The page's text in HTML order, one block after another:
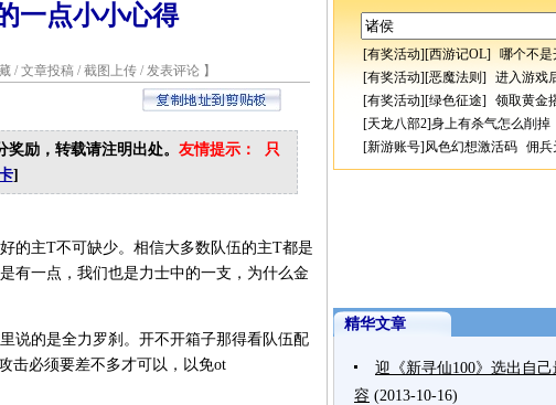
王权与自由 诛仙世界 仙剑
一点小小心得
/ 文章投稿 / 截图上传 / 发表评论 】
奖励，转载请注明出处。 友情提示： 只
]
主T不可缺少。相信大多数队伍的主T都是
有一点，我们也是力士中的一支，为什么金
的是全力罗刹。开不开箱子那得看队伍配
击必须要差不多才可以，以免ot
[有奖活动][西游记OL] 哪个不是
[有奖活动][恶魔法则 ] 进入游戏
[有奖活动][绿色征途] 领取黄金
[天龙八部2]身上有杀气怎么削掉
[新游账号]风色幻想激活码 佣兵
精华文章
迎《新寻仙100》选出自
容 (2013-10-16)